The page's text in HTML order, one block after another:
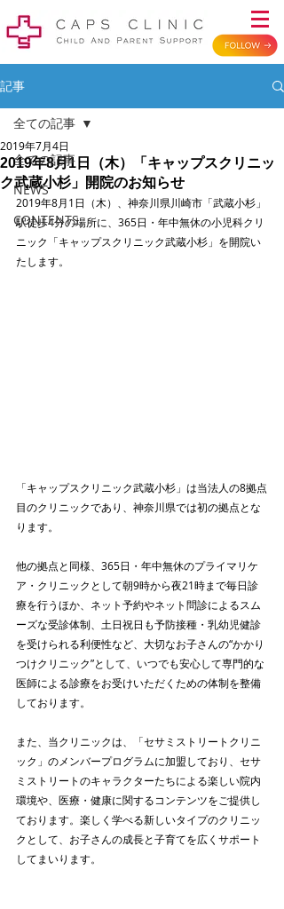
記事
全ての記事
NEWS
CONTENTS
全ての記事
2019年8月1日（木）「キャップスクリニッ
ク武蔵小杉」開院のお知らせ
2019年7月4日
2019年8月1日（木）、神奈川県川崎市「武蔵小杉」
駅徒歩4分の場所に、365日・年中無休の小児科クリ
ニック「キャップスクリニック武蔵小杉」を開院い
たします。
「キャップスクリニック武蔵小杉」は当法人の8拠点
目のクリニックであり、神奈川県では初の拠点とな
ります。
他の拠点と同様、365日・年中無休のプライマリケ
ア・クリニックとして朝9時から夜21時まで毎日診
療を行うほか、ネット予約やネット問診によるスム
ーズな受診体制、土日祝日も予防接種・乳幼児健診
を受けられる利便性など、大切なお子さんの“かかり
つけクリニック”として、いつでも安心して専門的な
医師による診療をお受けいただくための体制を整備
しております。
また、当クリニックは、「セサミストリートクリニ
ック」のメンバープログラムに加盟しており、セサ
ミストリートのキャラクターたちによる楽しい院内
環境や、医療・健康に関するコンテンツをご提供し
ております。楽しく学べる新しいタイプのクリニッ
クとして、お子さんの成長と子育てを広くサポート
してまいります。